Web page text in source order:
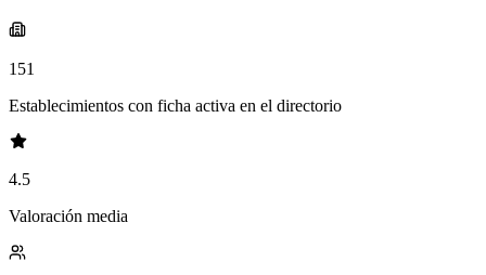
151
Establecimientos con ficha activa en el directorio
4.5
Valoración media